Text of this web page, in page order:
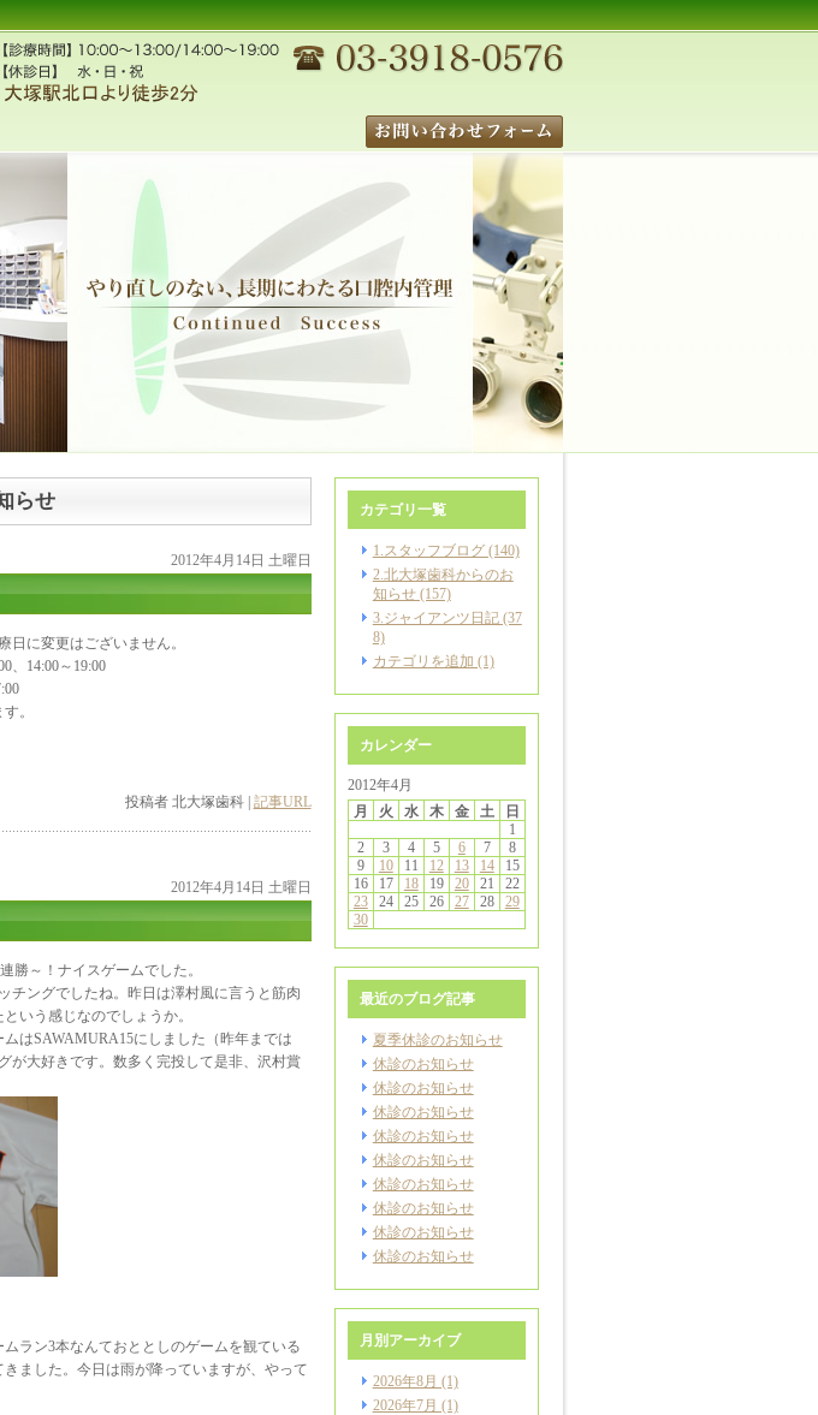
らせ
2012年4月14日 土曜日
日に変更はございません。
、14:00～19:00
。
投稿者 北大塚歯科 | 記事URL
2012年4月14日 土曜日
～！ナイスゲームでした。
チングでしたね。昨日は澤村風に言うと筋肉
いう感じなのでしょうか。
はSAWAMURA15にしました（昨年までは
が大好きです。数多く完投して是非、沢村賞
ラン3本なんておととしのゲームを観ている
ました。今日は雨が降っていますが、やって
カテゴリ一覧
1.スタッフブログ (140)
2.北大塚歯科からのお
知らせ (157)
3.ジャイアンツ日記 (37
8)
カテゴリを追加 (1)
カレンダー
2012年4月
月
火 水 木 金 土
日
1
2
3 4 5 6 7
8
9
10 11 12 13 14
15
16
17 18 19 20 21
22
23
24 25 26 27 28
29
30
最近のブログ記事
夏季休診のお知らせ
休診のお知らせ
休診のお知らせ
休診のお知らせ
休診のお知らせ
休診のお知らせ
休診のお知らせ
休診のお知らせ
休診のお知らせ
休診のお知らせ
月別アーカイブ
2026年8月 (1)
2026年7月 (1)